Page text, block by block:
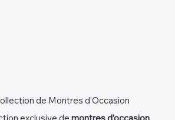
de Montres d’Occasion
exclusive demontres d’occasion